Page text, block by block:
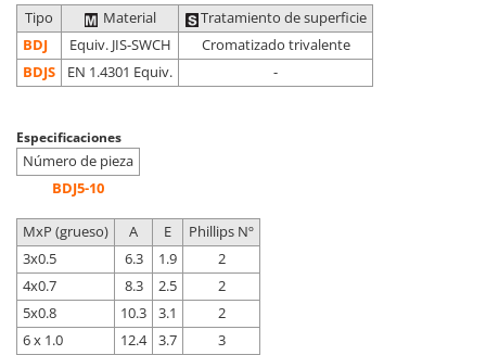
Tipo Material
Tratamiento de superficie
BDJ
Equiv. JIS-SWCH
Cromatizado trivalente
BDJS
EN 1.4301 Equiv. -
Especificaciones
Número de pieza
BDJ5-10
MxP (grueso) A E
Phillips Nº
3x0.5
6.3 1.9
2
4x0.7
8.3 2.5
2
5x0.8
10.3 3.1
2
6 x 1.0
12.4 3.7 3